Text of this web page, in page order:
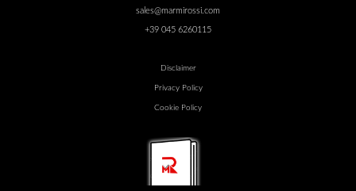
sales@marmirossi.com
+39 045 6260115
Disclaimer
Privacy Policy
Cookie Policy